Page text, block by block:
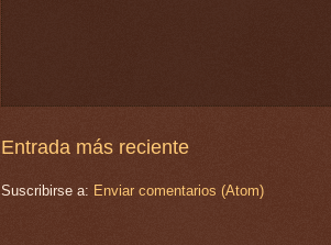
Entrada más reciente
Suscribirse a: Enviar comentarios (Atom)